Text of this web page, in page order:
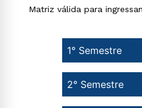
Matriz válida para
1° Semestre
2° Semestre
Rápido e fácil
WhatsApp